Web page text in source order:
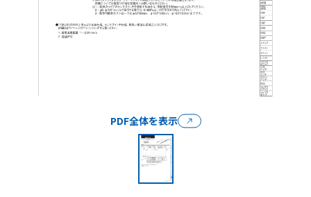
PDF全体を表示